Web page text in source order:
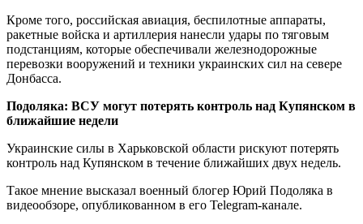
Кроме того, российская авиация, беспилотные аппараты,
ракетные войска и артиллерия нанесли удары по тяговым
подстанциям, которые обеспечивали железнодорожные
перевозки вооружений и техники украинских сил на севере
Донбасса.
Подоляка: ВСУ могут потерять контроль над Купянском в
ближайшие недели
Украинские силы в Харьковской области рискуют потерять
контроль над Купянском в течение ближайших двух недель.
Такое мнение высказал военный блогер Юрий Подоляка в
видеообзоре, опубликованном в его Telegram-канале.